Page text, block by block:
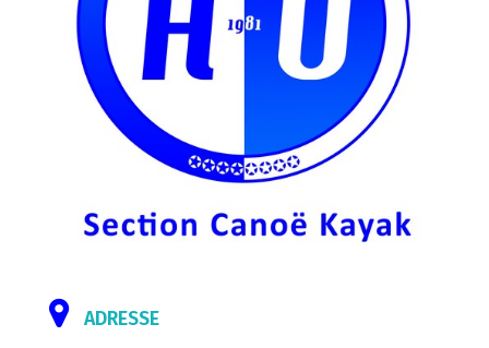
ADRESSE